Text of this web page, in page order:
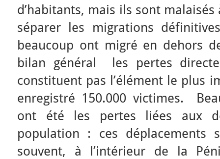
d’habitants, mais ils sont
séparer les migrations
beaucoup ont migré en dehors
bilan général les pertes
constituent pas l’élément le plus
enregistré 150.000 victimes.
ont été les pertes liées aux
population : ces déplacements
souvent, à l’intérieur de la